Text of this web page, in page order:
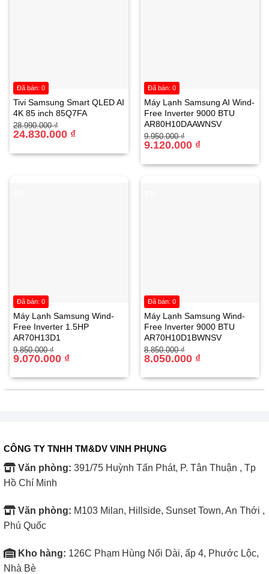
Máy lạnh Hikawa inverter 1.5 HP HI-VC15A/K-
VC15AHỘP CHỐNG CHÁY ĐIỆN TỬ
Đưa đến sự an tâm khi sử dụng cho khách hàng, HIKAWA
tích hợp hệ thống chống cháy điện tử, điều khiển hoạt
động của máy điều hòa, đảm bảo an toàn khi chất làm lạnh
bị rò rỉ.
Xem thêm máy lạnh treo tường tại MÁY LẠNH TREO
TƯỜNG – ĐIỆN MÁY VINH PHỤNG
Tivi Samsung Smart QLED AI
4K 85 inch 85Q7FA
28.990.000₫
Giá
gốc
24.830.000 ₫
Giá
hiện
24.830.000 ₫.
Đã bán: 0
Máy Lạnh Samsung AI Wind-
Free Inverter 9000 BTU
AR80H10DAAWNSV
9.950.000₫
Giá
gốc
9.120.000 ₫
Giá
hiện
9.120.000 ₫.
Đã bán: 0
Máy Lạnh Samsung Wind-
Free Inverter 1.5HP
AR70H13D1
9.850.000₫
Giá
gốc
9.070.000 ₫
Giá
hiện
9.070.000 ₫.
Đã bán: 0
Máy Lạnh Samsung Wind-
Free Inverter 9000 BTU
AR70H10D1BWNSV
8.850.000₫
Giá
gốc
8.050.000 ₫
Giá
hiện
8.050.000 ₫.
Đã bán: 0
CÔNG TY TNHH TM&DV VINH PHỤNG
Văn phòng: 391/75 Huỳnh Tấn Phát, P. Tân Thuận , Tp
Hồ Chí Minh
Văn phòng: M103 Milan, Hillside, Sunset Town, An Thới ,
Phú Quốc
Kho hàng: 126C Phạm Hùng Nối Dài, ấp 4, Phước Lộc,
Nhà Bè